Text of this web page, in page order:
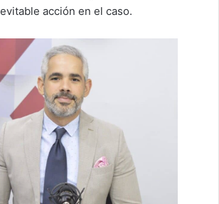
acción en el caso.